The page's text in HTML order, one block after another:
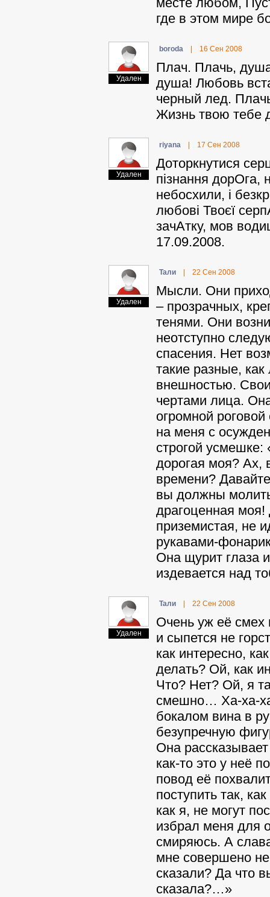
где в этом мире
Удален
boroda 16 Сен 2008
Плач. Плачь,
душа! Любовь
черный лед.
Жизнь твою тебе
Удален
riyana 17 Сен 2008
Доторкнутися
пізнання дорОга,
небосхили, і
любові Твоєї
зачАтку, мов
17.09.2008.
Удален
Taли 22 Сен 2008
Мысли. Они
– прозрачных,
тенями. Они
неотступно
спасения. Нет
такие разные,
внешностью.
чертами лица.
огромной
на меня с
строгой
дорогая моя? Ах,
времени?
вы должны
драгоценная моя!
приземистая, не
рукавами-
Она щурит глаза
издевается над
Удален
Taли 22 Сен 2008
Очень уж её смех
и сыпется не
как интересно,
делать? Ой, как
Что? Нет? Ой, я
смешно… Ха-ха-
бокалом вина в
безупречную
Она
как-то это у неё
повод её
поступить так,
как я, не могут
избрал меня для
смиряюсь. А
мне совершено
сказали? Да что
сказала?…»